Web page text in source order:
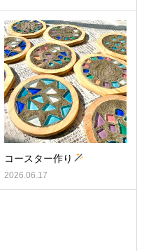
コースター作り
2026.06.17